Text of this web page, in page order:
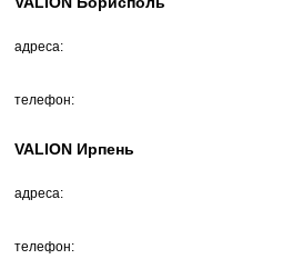
адреса:
телефон:
VALION Ирпень
адреса:
телефон: